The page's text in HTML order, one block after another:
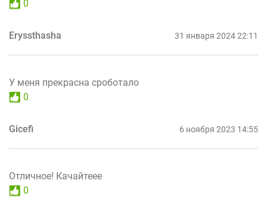
0
Eryssthasha 31 января 2024 22:11
У меня прекрасна сроботало
0
Gicefi 6 ноября 2023 14:55
Отличное! Качайтеее
0